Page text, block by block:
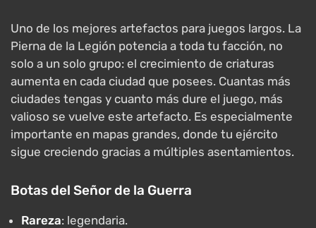
Uno de los mejores artefactos para juegos largos. La
Pierna de la Legión potencia a toda tu facción, no
solo a un solo grupo: el crecimiento de criaturas
aumenta en cada ciudad que posees. Cuantas más
ciudades tengas y cuanto más dure el juego, más
valioso se vuelve este artefacto. Es especialmente
importante en mapas grandes, donde tu ejército
sigue creciendo gracias a múltiples asentamientos.
Botas del Señor de la Guerra
Rareza: legendaria.